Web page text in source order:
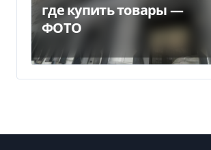
где купить товары —
ФОТО